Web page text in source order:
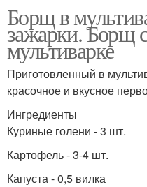
Борщ в
зажарки. Борщ
мультиварке
Приготовленный в
красочное и вкусное
Ингредиенты
Куриные голени - 3 шт.
Картофель - 3-4 шт.
Капуста - 0,5 вилка